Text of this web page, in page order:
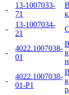
-
13-1007033-
71
-
13-1007034-
21
-
4022.1007038-
01
-
4022.1007038-
01-Р1